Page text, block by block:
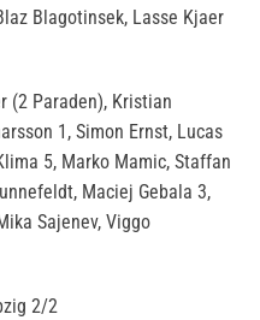
Blagotinsek, Lasse Kjaer
(2 Paraden), Kristian
1, Simon Ernst, Lucas
5, Marko Mamic, Staffan
Maciej Gebala 3,
Sajenev, Viggo
2/2